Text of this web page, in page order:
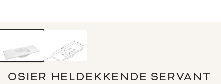
OSIER HELDEKKENDE SERVANT